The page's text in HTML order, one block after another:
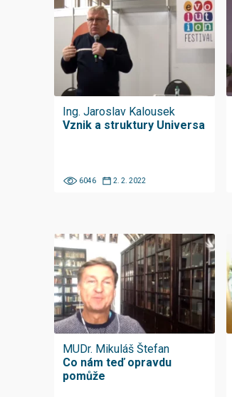
Ing. Jaroslav Kalousek
Vznik a struktury Universa
6046 2. 2. 2022
MUDr. Mikuláš Štefan
Co nám teď opravdu
pomůže